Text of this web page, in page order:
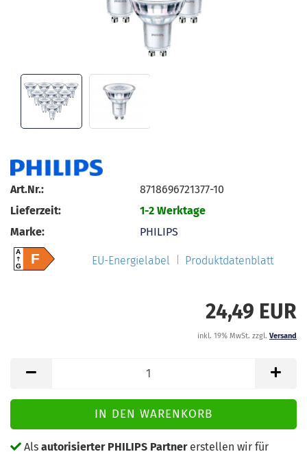
Art.Nr.:
8718696721377-10
Lieferzeit:
1-2 Werktage
Marke:
PHILIPS
A
GF EU-Energielabel Produktdatenblatt
24,49 EUR
inkl. 19% MwSt. zzgl. Versand
Als autorisierter PHILIPS Partnererstellen wir für